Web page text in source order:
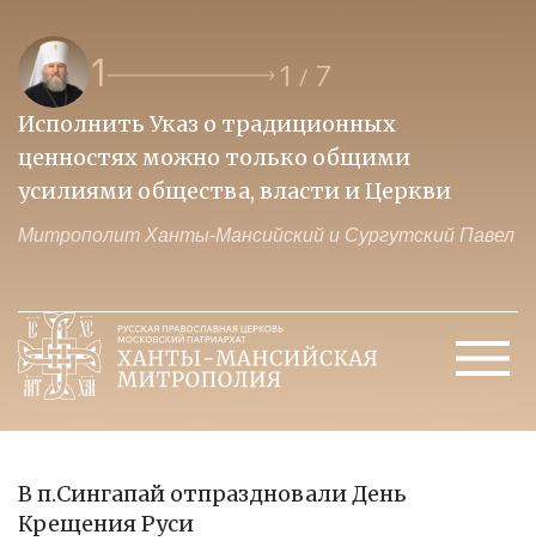
1 1 / 7
Исполнить Указ о традиционных
ценностях можно только общими
усилиями общества, власти и Церкви
Митрополит Ханты-Мансийский и Сургутский Павел
В п.Сингапай отпраздновали День
Крещения Руси